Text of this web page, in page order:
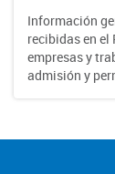
Información
recibidas en el
empresas y
admisión y